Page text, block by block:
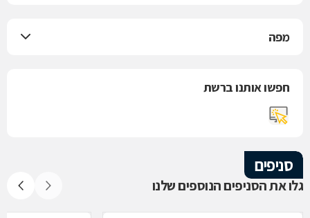
מפה
חפשו אותנו ברשת
סניפים
גלו את הסניפים הנוספים שלנו